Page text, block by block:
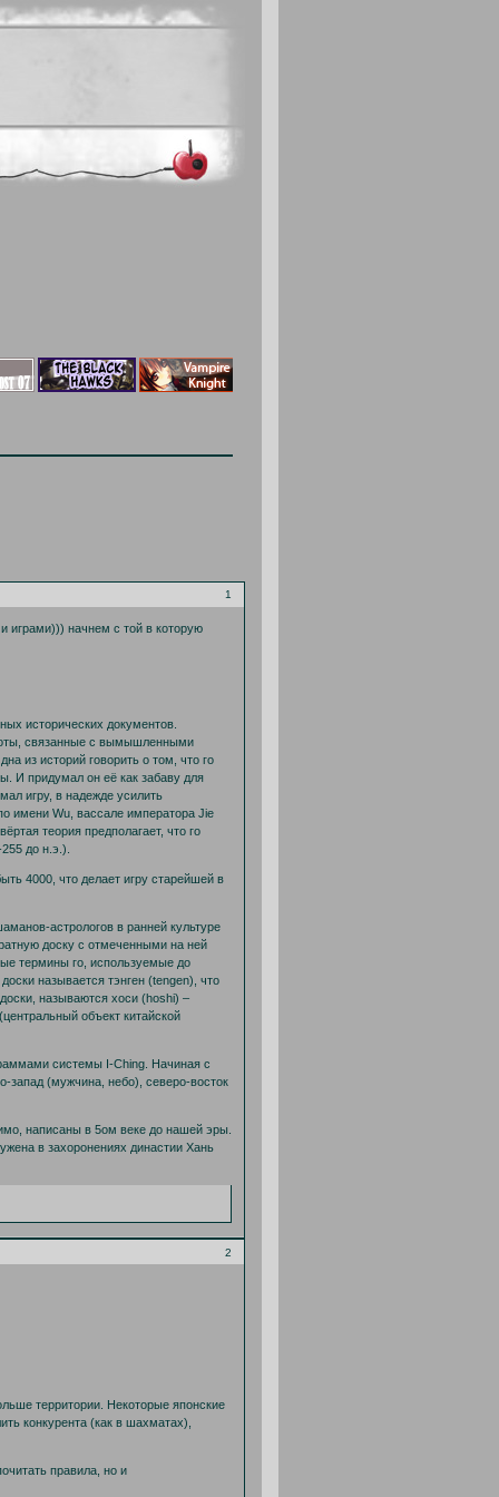
1
играми))) начнем с той в которую
исторических документов.
связанные с вымышленными
из историй говорить о том, что го
И придумал он её как забаву для
игру, в надежде усилить
имени Wu, вассале императора Jie
теория предполагает, что го
до н.э.).
4000, что делает игру старейшей в
астрологов в ранней культуре
доску с отмеченными на ней
термины го, используемые до
называется тэнген (tengen), что
называются хоси (hoshi) –
объект китайской
системы I-Ching. Начиная с
запад (мужчина, небо), северо-восток
написаны в 5ом веке до нашей эры.
в захоронениях династии Хань
2
территории. Некоторые японские
конкурента (как в шахматах),
правила, но и